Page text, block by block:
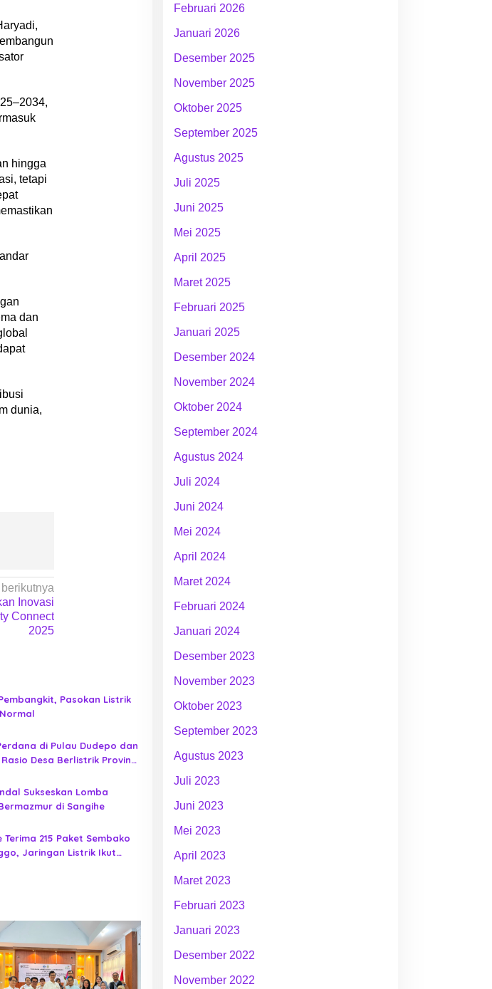
hingga
tetapi
dan
dunia,
berikutnya
Inovasi
Connect
2025
Pasokan Listrik
di Pulau Dudepo dan
Desa Berlistrik Provinsi
Sukseskan Lomba
di Sangihe
215 Paket Sembako
Jaringan Listrik Ikut
Februari 2026
Januari 2026
Desember 2025
November 2025
Oktober 2025
September 2025
Agustus 2025
Juli 2025
Juni 2025
Mei 2025
April 2025
Maret 2025
Februari 2025
Januari 2025
Desember 2024
November 2024
Oktober 2024
September 2024
Agustus 2024
Juli 2024
Juni 2024
Mei 2024
April 2024
Maret 2024
Februari 2024
Januari 2024
Desember 2023
November 2023
Oktober 2023
September 2023
Agustus 2023
Juli 2023
Juni 2023
Mei 2023
April 2023
Maret 2023
Februari 2023
Januari 2023
Desember 2022
November 2022